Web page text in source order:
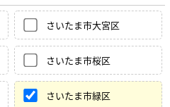
さいたま市大宮区
さいたま市桜区
さいたま市緑区